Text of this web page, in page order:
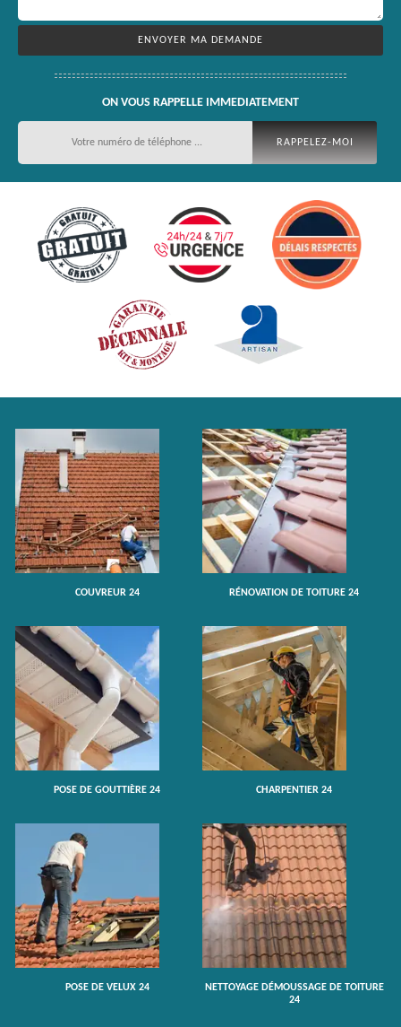
ON VOUS RAPPELLE IMMEDIATEMENT
COUVREUR 24 RÉNOVATION DE TOITURE 24
POSE DE GOUTTIÈRE 24 CHARPENTIER 24
POSE DE VELUX 24
NETTOYAGE DÉMOUSSAGE DE TOITURE
24